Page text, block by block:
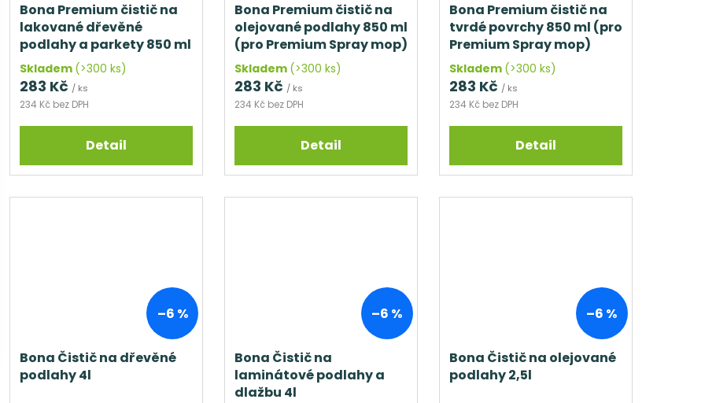
Bona Premium čistič na
lakované dřevěné
podlahy a parkety 850 ml
(pro Premium Spray mop)
Skladem (>300 ks)
234 Kč bez DPH
283 Kč / ks
Detail
Bona Premium čistič na
olejované podlahy 850 ml
(pro Premium Spray mop)
Skladem (>300 ks)
234 Kč bez DPH
283 Kč / ks
Detail
Bona Premium čistič na
tvrdé povrchy 850 ml (pro
Premium Spray mop)
Skladem (>300 ks)
234 Kč bez DPH
283 Kč / ks
Detail
–6 %
Bona Čistič na dřevěné
podlahy 4l
–6 %
Bona Čistič na
laminátové podlahy a
dlažbu 4l
–6 %
Bona Čistič na olejované
podlahy 2,5l